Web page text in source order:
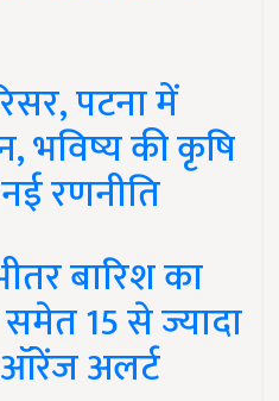
पटना में
भविष्य की कृषि
रणनीति
बारिश का
15 से ज्यादा
ऑरेंज अलर्ट